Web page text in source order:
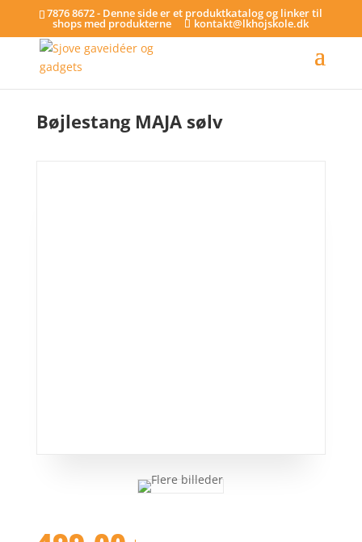
7876 8672 - Denne side er et produktkatalog og linker til
shops med produkterne kontakt@lkhojskole.dk
Bøjlestang MAJA sølv